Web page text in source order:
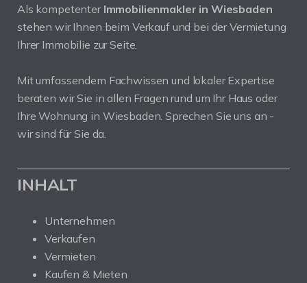
Als kompetenter Immobilienmakler in Wiesbaden
stehen wir Ihnen beim Verkauf und bei der Vermietung
Ihrer Immobilie zur Seite.
Mit umfassendem Fachwissen und lokaler Expertise
beraten wir Sie in allen Fragen rund um Ihr Haus oder
Ihre Wohnung in Wiesbaden. Sprechen Sie uns an -
wir sind für Sie da.
INHALT
Unternehmen
Verkaufen
Vermieten
Kaufen & Mieten